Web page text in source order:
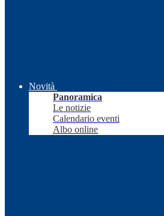
Novità
Panoramica
Le notizie
Calendario eventi
Albo online